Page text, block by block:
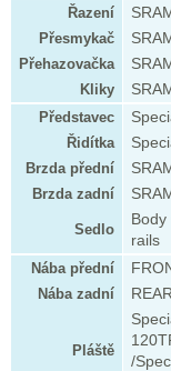
Řazení
Přesmykač
Přehazovačka
Kliky
Představec
Řidítka
Brzda přední
Brzda zadní
Sedlo
rails
Nába přední
Nába zadní
Pláště
/